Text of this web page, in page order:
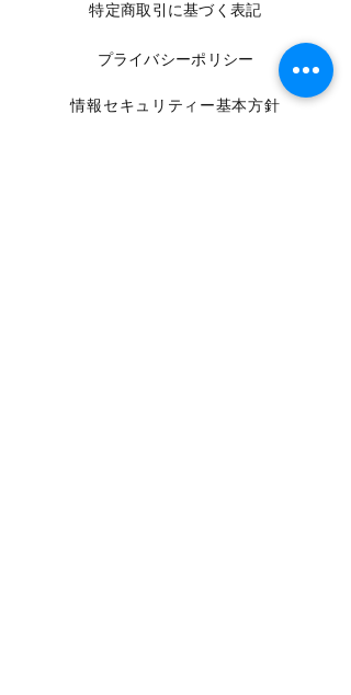
​特定商取引に基づく表記
​プライバシーポリシー
​情報セキュリティー基本方針